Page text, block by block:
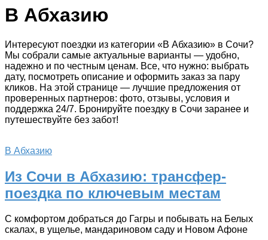
В Абхазию
Интересуют поездки из категории «В Абхазию» в Сочи?
Мы собрали самые актуальные варианты — удобно,
надежно и по честным ценам. Все, что нужно: выбрать
дату, посмотреть описание и оформить заказ за пару
кликов. На этой странице — лучшие предложения от
проверенных партнеров: фото, отзывы, условия и
поддержка 24/7. Бронируйте поездку в Сочи заранее и
путешествуйте без забот!
В Абхазию
Из Сочи в Абхазию: трансфер-
поездка по ключевым местам
С комфортом добраться до Гагры и побывать на Белых
скалах, в ущелье, мандариновом саду и Новом Афоне